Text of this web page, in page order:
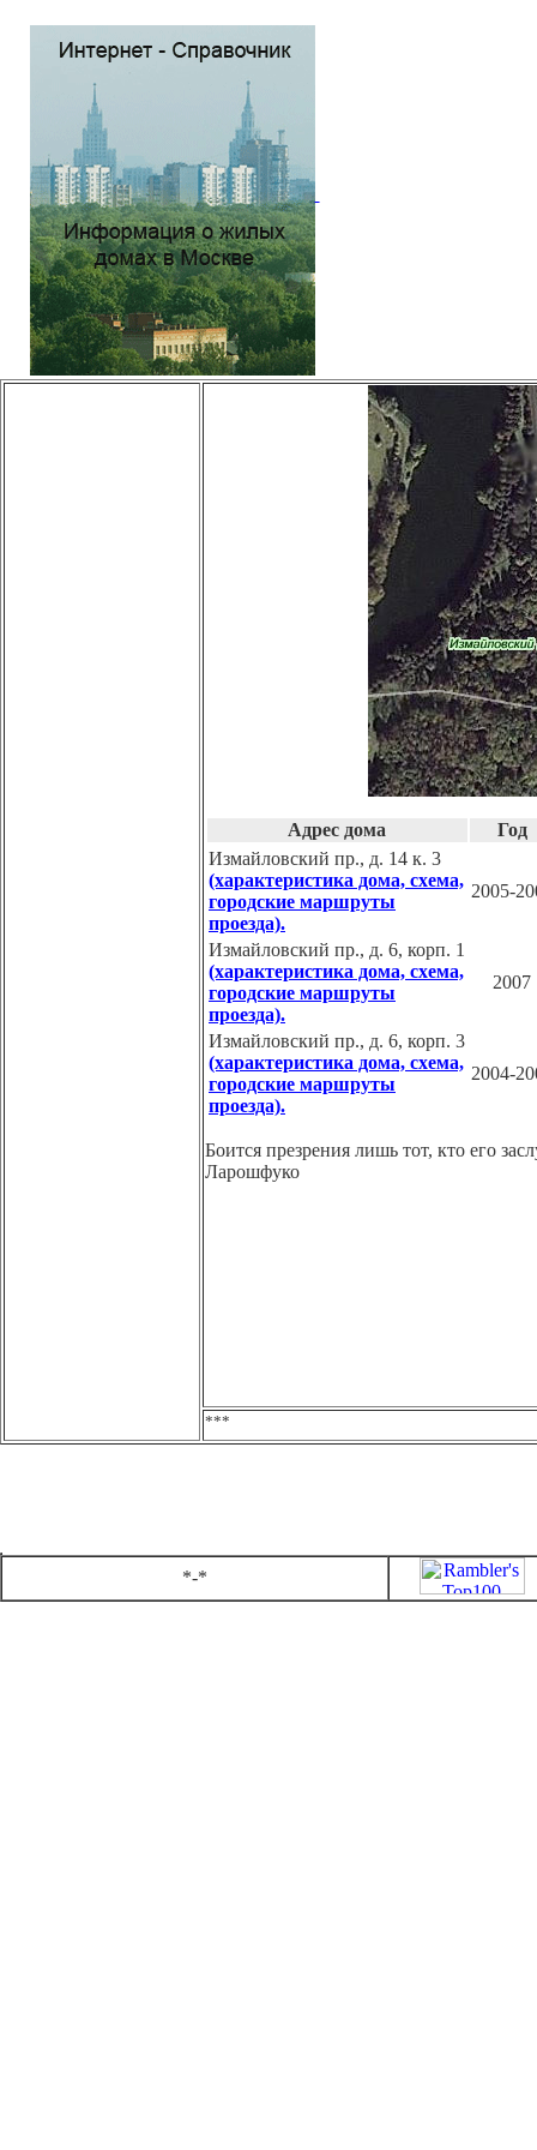
Адрес дома
Год
Измайловский пр., д. 14 к. 3
(характеристика дома, схема,
городские маршруты
проезда).
2005-
Измайловский пр., д. 6, корп. 1
(характеристика дома, схема,
городские маршруты
проезда).
2007
Измайловский пр., д. 6, корп. 3
(характеристика дома, схема,
городские маршруты
проезда).
2004-
Боится презрения лишь тот, кто его
Ларошфуко
***
*-*